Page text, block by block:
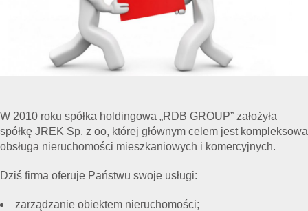
W 2010 roku spółka holdingowa „RDB GROUP” założyła
spółkę JREK Sp. z oo, której głównym celem jest kompleksowa
obsługa nieruchomości mieszkaniowych i komercyjnych.
Dziś firma oferuje Państwu swoje usługi:
zarządzanie obiektem nieruchomości;